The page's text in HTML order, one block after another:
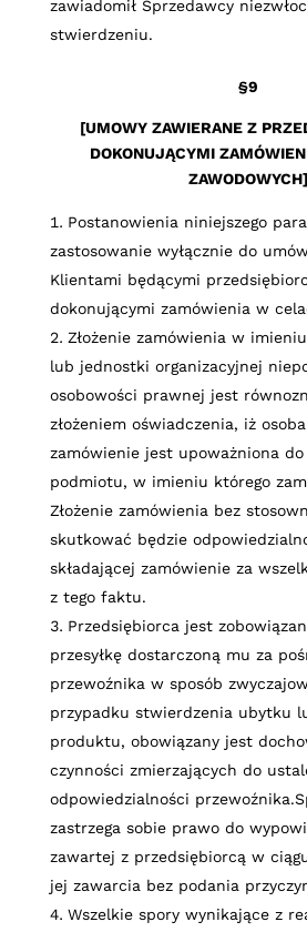
zawiadomił Sprzedawcy
stwierdzeniu.
§9
[UMOWY ZAWIERANE Z
DOKONUJĄCYMI
ZAWODOWYCH]
Postanowienia niniejszego
zastosowanie wyłącznie do
Klientami będącymi
dokonującymi zamówienia w
Złożenie zamówienia w
lub jednostki organizacyjnej
osobowości prawnej jest
złożeniem oświadczenia, iż
zamówienie jest upoważniona
podmiotu, w imieniu którego
Złożenie zamówienia bez
skutkować będzie
składającej zamówienie za
z tego faktu.
Przedsiębiorca jest
przesyłkę dostarczoną mu za
przewoźnika w sposób
przypadku stwierdzenia ubytku
produktu, obowiązany jest
czynności zmierzających do
odpowiedzialności
zastrzega sobie prawo do
zawartej z przedsiębiorcą w
jej zawarcia bez podania
Wszelkie spory wynikające z